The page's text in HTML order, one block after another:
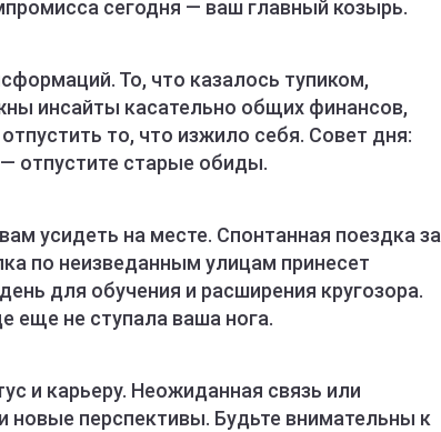
сегодня — ваш главный козырь.
То, что казалось тупиком,
инсайты касательно общих финансов,
то, что изжило себя. Совет дня:
отпустите старые обиды.
усидеть на месте. Спонтанная поездка за
по неизведанным улицам принесет
для обучения и расширения кругозора.
еще не ступала ваша нога.
и карьеру. Неожиданная связь или
новые перспективы. Будьте внимательны к